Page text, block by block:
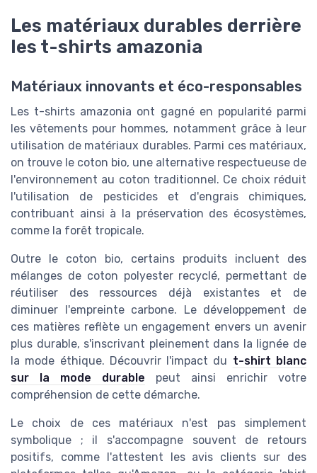
Les matériaux durables derrière
les t-shirts amazonia
Matériaux innovants et éco-responsables
Les t-shirts amazonia ont gagné en popularité parmi
les vêtements pour hommes, notamment grâce à leur
utilisation de matériaux durables. Parmi ces matériaux,
on trouve le coton bio, une alternative respectueuse de
l'environnement au coton traditionnel. Ce choix réduit
l'utilisation de pesticides et d'engrais chimiques,
contribuant ainsi à la préservation des écosystèmes,
comme la forêt tropicale.
Outre le coton bio, certains produits incluent des
mélanges de coton polyester recyclé, permettant de
réutiliser des ressources déjà existantes et de
diminuer l'empreinte carbone. Le développement de
ces matières reflète un engagement envers un avenir
plus durable, s'inscrivant pleinement dans la lignée de
la mode éthique. Découvrir l'impact du t-shirt blanc
sur la mode durable peut ainsi enrichir votre
compréhension de cette démarche.
Le choix de ces matériaux n'est pas simplement
symbolique ; il s'accompagne souvent de retours
positifs, comme l'attestent les avis clients sur des